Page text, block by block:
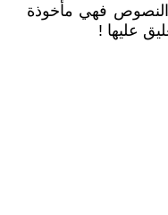
، اما النصوص فهي مأخوذة
عليها !